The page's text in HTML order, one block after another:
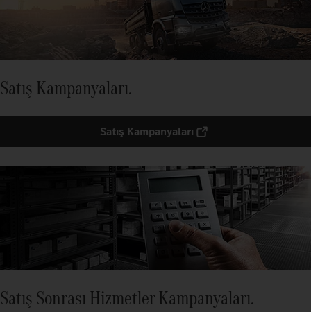
Satış Kampanyaları.
Satış Kampanyaları
Satış Sonrası Hizmetler Kampanyaları.